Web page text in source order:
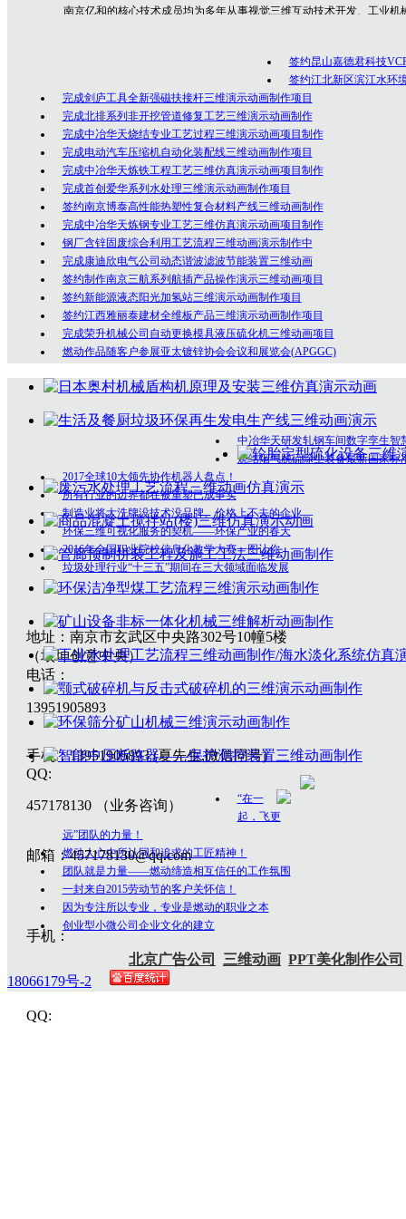
南京亿和的核心技术成员均为多年从事视觉三维互动技术开发、工业
公司坚持以创意为核心的客户服务价值，秉承以专业技术为先导，以诚
签约昆山嘉德君科技
签约江北新区滨江水环
完成剑庐工具全新强磁扶接杆三维演示动画制作项目
完成北排系列非开挖管道修复工艺三维演示动画制作
完成中冶华天烧结专业工艺过程三维演示动画项目制作
完成电动汽车压缩机自动化装配线三维动画制作项目
完成中冶华天炼铁工程工艺三维仿真演示动画项目制作
完成首创爱华系列水处理三维演示动画制作项目
签约南京博泰高性能热塑性复合材料产线三维动画制作
完成中冶华天炼钢专业工艺三维仿真演示动画项目制作
钢厂含锌固废综合利用工艺流程三维动画演示制作中
完成康迪欣电气公司动态谐波滤波节能装置三维动画
签约制作南京三航系列航插产品操作演示三维动画项目
签约新能源液态阳光加氢站三维演示动画制作项目
签约江西雅丽泰建材全维板产品三维演示动画制作项目
完成荣升机械公司自动更换模具液压硫化机三维动画项目
燃动作品随客户参展亚太镀锌协会会议和展览会(APGGC)
中冶华天研发轧钢车间数字孪生智
烧结烟气脱硫除尘装备最新国家标
2017全球10大领先协作机器人盘点！
所有行业的边界都在被重塑已成事实
制造业将大洗牌没技术没品牌、价格上不去的企业
环保三维可视化服务的契机——环保产业的春天
2016年全国职业院校信息化教学大赛一图让你
垃圾处理行业“十三五”期间在三大领域面临发展
地址：南京市玄武区中央路302号10幢5楼
（垠坤创意中央）
电话：
13951905893
手机：13951905893 (夏先生,微信同号)
QQ:
457178130 （业务咨询）
邮箱：457178130@qq.com
手机：
QQ:
“在一
起，飞更
远”团队的力量！
燃动人心中所认同和追求的工匠精神！
团队就是力量——燃动缔造相互信任的工作氛围
一封来自2015劳动节的客户关怀信！
因为专注所以专业，专业是燃动的职业之本
创业型小微公司企业文化的建立
北京广告公司 三维动画 PPT美化制作公司
18066179号-2